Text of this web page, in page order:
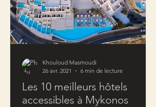
Les 10 meilleurs hôtels
accessibles à Mykonos
Khouloud Masmoudi
26 avr. 2021
6 min de lecture